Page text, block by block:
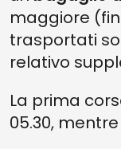
maggiore
trasportati
relativo
La prima
05.30, mentre